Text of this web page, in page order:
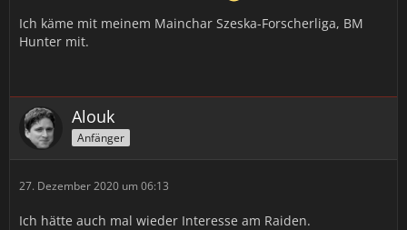
Ich käme mit meinem Mainchar Szeska-Forscherliga, BM
Hunter mit.
Alouk
Anfänger
27. Dezember 2020 um 06:13
Ich hätte auch mal wieder Interesse am Raiden.